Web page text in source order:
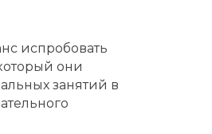
испробовать
они
занятий в